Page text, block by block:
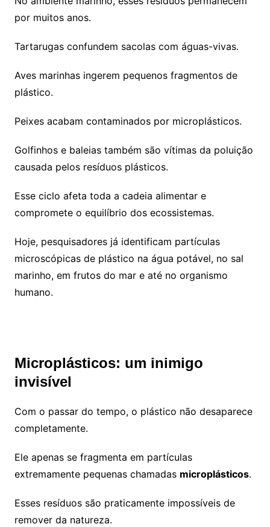
por muitos anos.
Tartarugas confundem sacolas com águas-vivas.
Aves marinhas ingerem pequenos fragmentos de
plástico.
Peixes acabam contaminados por microplásticos.
Golfinhos e baleias também são vítimas da poluição
causada pelos resíduos plásticos.
Esse ciclo afeta toda a cadeia alimentar e
compromete o equilíbrio dos ecossistemas.
Hoje, pesquisadores já identificam partículas
microscópicas de plástico na água potável, no sal
marinho, em frutos do mar e até no organismo
humano.
Microplásticos: um inimigo
invisível
Com o passar do tempo, o plástico não desaparece
completamente.
Ele apenas se fragmenta em partículas
extremamente pequenas chamadas microplásticos.
Esses resíduos são praticamente impossíveis de
remover da natureza.